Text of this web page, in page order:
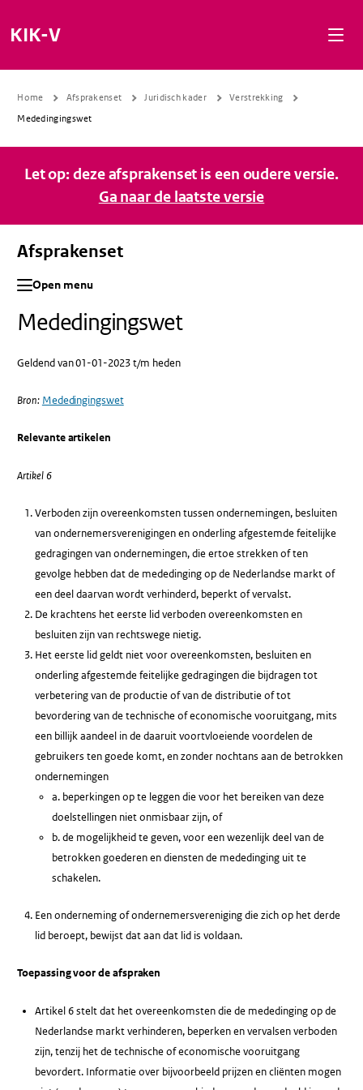
KIK-V
Home Afsprakenset Juridisch kader
Verstrekking
Mededingingswet
Let op: deze afsprakenset is een oudere versie.
Ga naar de laatste versie
Afsprakenset
Open menu
Mededingingswet
Geldend van 01-01-2023 t/m heden
Bron: Mededingingswet
Relevante artikelen
Artikel 6
Verboden zijn overeenkomsten tussen ondernemingen, besluiten
van ondernemersverenigingen en onderling afgestemde feitelijke
gedragingen van ondernemingen, die ertoe strekken of ten
gevolge hebben dat de mededinging op de Nederlandse markt of
een deel daarvan wordt verhinderd, beperkt of vervalst.
De krachtens het eerste lid verboden overeenkomsten en
besluiten zijn van rechtswege nietig.
Het eerste lid geldt niet voor overeenkomsten, besluiten en
onderling afgestemde feitelijke gedragingen die bijdragen tot
verbetering van de productie of van de distributie of tot
bevordering van de technische of economische vooruitgang, mits
een billijk aandeel in de daaruit voortvloeiende voordelen de
gebruikers ten goede komt, en zonder nochtans aan de betrokken
ondernemingen
a. beperkingen op te leggen die voor het bereiken van deze
doelstellingen niet onmisbaar zijn, of
b. de mogelijkheid te geven, voor een wezenlijk deel van de
betrokken goederen en diensten de mededinging uit te
schakelen.
Een onderneming of ondernemersvereniging die zich op het derde
lid beroept, bewijst dat aan dat lid is voldaan.
Toepassing voor de afspraken
Artikel 6 stelt dat het overeenkomsten die de mededinging op de
Nederlandse markt verhinderen, beperken en vervalsen verboden
zijn, tenzij het de technische of economische vooruitgang
bevordert. Informatie over bijvoorbeeld prijzen en cliënten mogen